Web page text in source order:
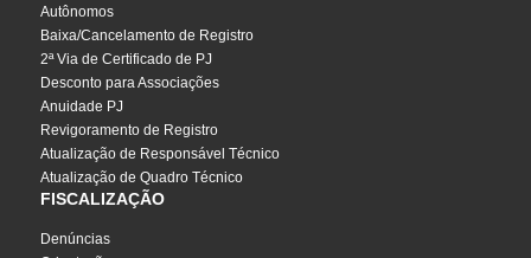
Autônomos
Baixa/Cancelamento de Registro
2ª Via de Certificado de PJ
Desconto para Associações
Anuidade PJ
Revigoramento de Registro
Atualização de Responsável Técnico
Atualização de Quadro Técnico
FISCALIZAÇÃO
Denúncias